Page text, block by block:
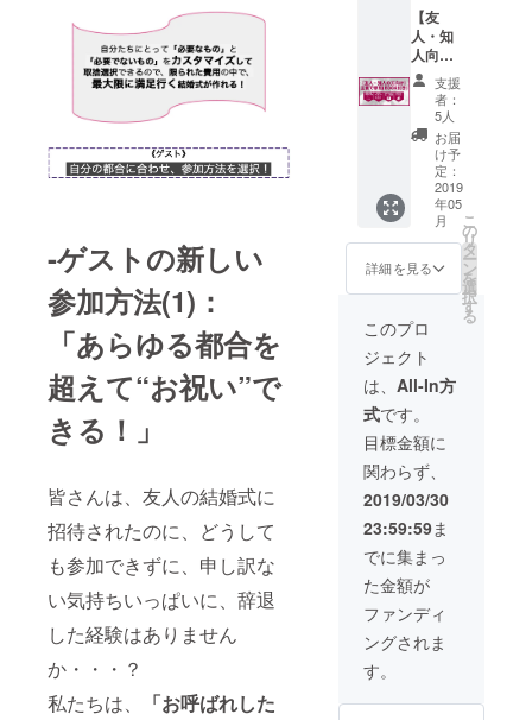
-ゲストの新しい
参加方法(1)：
「あらゆる都合を
超えて“お祝い”で
きる！」
皆さんは、友人の結婚式に
招待されたのに、どうして
も参加できずに、申し訳な
い気持ちいっぱいに、辞退
した経験はありません
か・・・？
私たちは、
「お呼ばれした
ナー」
をご紹
介しま
す。 ✔︎
Facebo
okの非
公開プ
ロジェ
クトグ
ループ
へご招
BOOK
「共
賓」と
あなた
のお名
前を記
載させ
ます！
BOOK
のプレ
ゼント
✔︎ 必要
に応じ
BOOK
に記載
の「共
賓パー
ナー」
をご紹
介しま
okの非
ロジェ
クトグ
ループ
へご招
待 ✔︎
BOOK
の中で
「共
して、
あなた
のお名
前を記
載させ
て頂き
ます！
待 ✔︎
BOOK
の中で
「共
賓」と
して、
あなた
のお名
前を記
載させ
て頂き
ます！
【友
人・知
人向
け】主
賓で参
たちの
実施す
る「カ
スタマ
イズ
婚」へ
の参
加。
※「特別
席」を
ご用意
しま
す。 ✔︎
「カス
タマイ
ズ婚」
BOOK
のプレ
ゼント
（当日
の記念
アルバ
ム
に！）
✔︎
Facebo
okの非
公開プ
ループ
支援
者：
5人
お届
け予
定：
2019
年05
月
詳細を見る
こ
の
リ
タ
ー
ン
を
選
択
す
る
このプロ
ジェクト
は、 All-In方
式です。
目標金額に
関わらず、
2019/03/30
23:59:59ま
でに集まっ
た金額が
ファンディ
ングされま
す。